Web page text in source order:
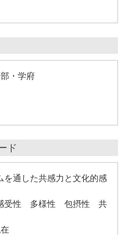
・学府
ド
を通した共感力と文化的感
受性 多様性 包摂性 共